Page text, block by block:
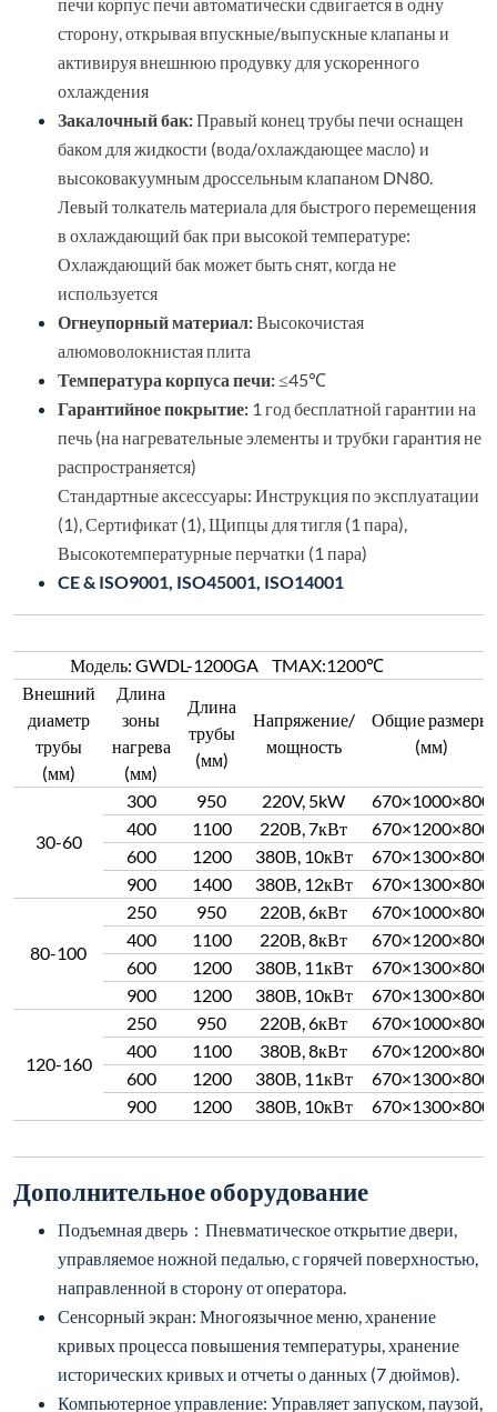
сторону, открывая впускные/выпускные клапаны и
активируя внешнюю продувку для ускоренного
охлаждения
Закалочный бак:Правый конец трубы печи оснащен
баком для жидкости (вода/охлаждающее масло) и
высоковакуумным дроссельным клапаном DN80.
Левый толкатель материала для быстрого перемещения
в охлаждающий бак при высокой температуре:
Охлаждающий бак может быть снят, когда не
используется
Огнеупорный материал:Высокочистая
алюмоволокнистая плита
Температура корпуса печи:≤45℃
Гарантийное покрытие: 1 год бесплатной гарантии на
печь (на нагревательные элементы и трубки гарантия не
распространяется)
Стандартные аксессуары: Инструкция по эксплуатации
(1), Сертификат (1), Щипцы для тигля (1 пара),
Высокотемпературные перчатки (1 пара)
CE & ISO9001, ISO45001, ISO14001
Модель: GWDL-1200GA
Внешний
диаметр
трубы
(мм)
Длина
зоны
нагрева
(мм)
Длина
трубы
(мм)
Напряжение/
мощность
Общие размеры
(мм)
30-60
300 950 220V, 5kW
670×1000×800
400
1100 220В, 7кВт
670×1200×800
600
1200 380В, 10кВт
670×1300×800
900
1400 380В, 12кВт 670×1300×800
80-100
250 950 220В, 6кВт
670×1000×800
400
1100 220В, 8кВт
670×1200×800
600
1200 380В, 11кВт
670×1300×800
900
1200 380В, 10кВт 670×1300×800
120-160
250 950 220В, 6кВт
670×1000×800
400
1100 380В, 8кВт
670×1200×800
600
1200 380В, 11кВт
670×1300×800
900
1200 380В, 10кВт 670×1300×800
Дополнительное оборудование
Подъемная дверь：Пневматическое открытие двери,
управляемое ножной педалью, с горячей поверхностью,
направленной в сторону от оператора.
Сенсорный экран: Многоязычное меню, хранение
кривых процесса повышения температуры, хранение
исторических кривых и отчеты о данных (7 дюймов).
Компьютерное управление: Управляет запуском, паузой,